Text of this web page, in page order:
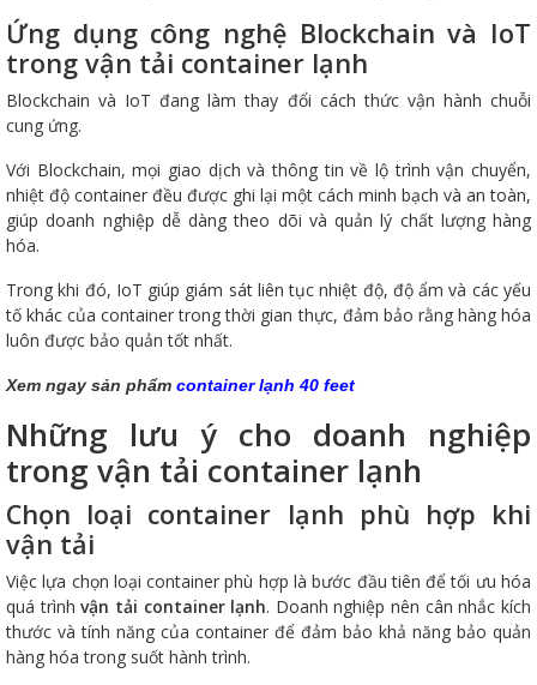
Ứng dụng công nghệ Blockchain và IoT
trong vận tải container lạnh
Blockchain và IoT đang làm thay đổi cách thức vận hành chuỗi
cung ứng.
Với Blockchain, mọi giao dịch và thông tin về lộ trình vận chuyển,
nhiệt độ container đều được ghi lại một cách minh bạch và an toàn,
giúp doanh nghiệp dễ dàng theo dõi và quản lý chất lượng hàng
hóa.
Trong khi đó, IoT giúp giám sát liên tục nhiệt độ, độ ẩm và các yếu
tố khác của container trong thời gian thực, đảm bảo rằng hàng hóa
luôn được bảo quản tốt nhất.
Xem ngay sản phẩm container lạnh 40 feet
Những lưu ý cho doanh nghiệp
trong vận tải container lạnh
Chọn loại container lạnh phù hợp khi
vận tải
Việc lựa chọn loại container phù hợp là bước đầu tiên để tối ưu hóa
quá trìnhvận tải container lạnh. Doanh nghiệp nên cân nhắc kích
thước và tính năng của container để đảm bảo khả năng bảo quản
hàng hóa trong suốt hành trình.